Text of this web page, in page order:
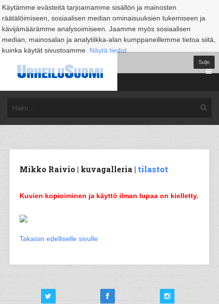
Käytämme evästeitä tarjoamamme sisällön ja mainosten
räätälöimiseen, sosiaalisen median ominaisuuksien tukemiseen ja
kävijämäärämme analysoimiseen. Jaamme myös sosiaalisen
median, mainosalan ja analytiikka-alan kumppaneillemme tietoa siitä,
kuinka käytät sivustoamme. Näytä tiedot
Sulje
Mikko Raivio | kuvagalleria | tilastot
Kuvien kopioiminen ja käyttö ilman lupaa on kielletty.
Takaisin edelliselle sivulle